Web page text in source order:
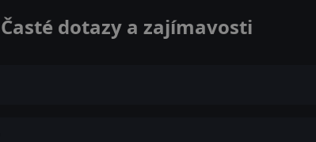
Časté dotazy a zajímavosti